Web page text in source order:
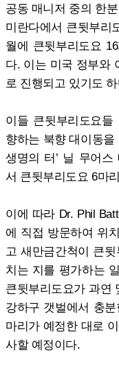
공동 매니저 중의 한
미란다에서 큰뒷부리
월에 큰뒷부리도요
다. 이는 미국 정부와
로 진행되고 있기도
이들 큰뒷부리도요
향하는 북향 대이동을
생명의 터’ 닐 무어
서 큰뒷부리도요 6마
이에 따라 Dr. Phil
에 직접 방문하여 위
고 새만금간척이 큰
치는 지를 평가하는
큰뒷부리도요가 과연
강하구 갯벌에서 충
마리가 예정한 대로
사할 예정이다.